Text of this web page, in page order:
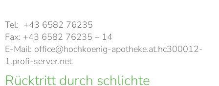
Tel: +43 6582 76235
Fax: +43 6582 76235 – 14
E-Mail: office@hochkoenig-apotheke.at.hc300012-
1.profi-server.net
Rücktritt durch schlichte